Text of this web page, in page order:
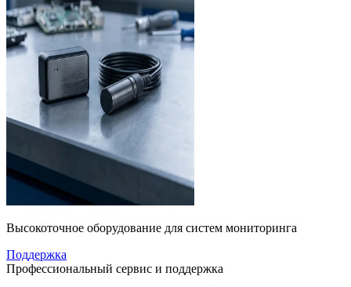
Высокоточное оборудование для систем мониторинга
Поддержка
Профессиональный сервис и поддержка